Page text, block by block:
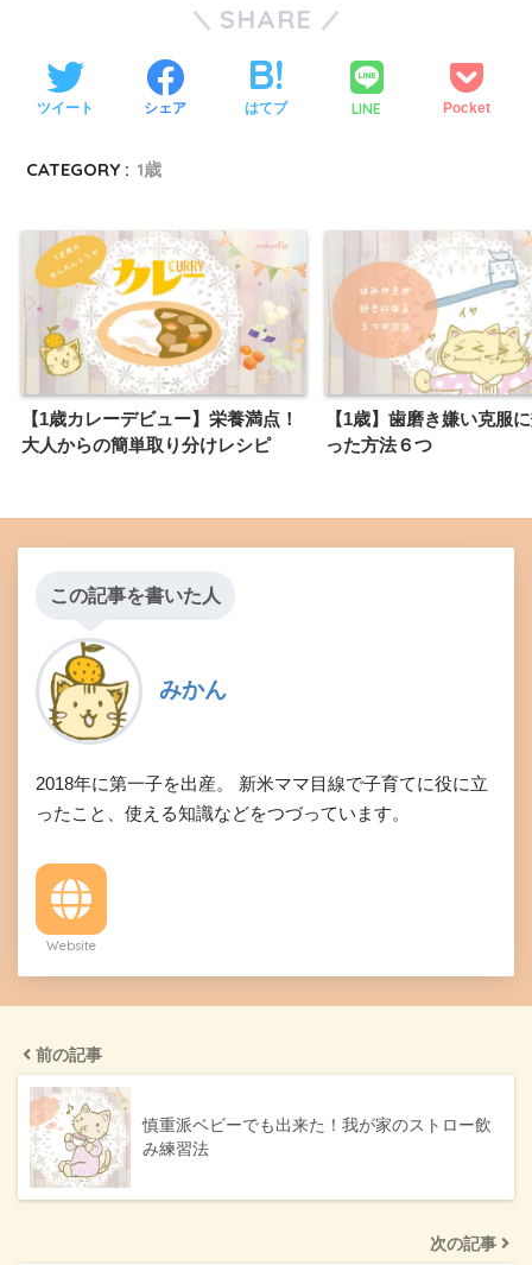
SHARE
ツイート シェア はてブ LINE Pocket
CATEGORY : 1歳
【1歳カレーデビュー】栄養満点！
大人からの簡単取り分けレシピ
【1歳】歯磨き嫌い克服
った方法６つ
この記事を書いた人
みかん
2018年に第一子を出産。 新米ママ目線で子育てに役に立
ったこと、使える知識などをつづっています。
Website
前の記事
慎重派ベビーでも出来た！我が家のストロー飲
み練習法
次の記事